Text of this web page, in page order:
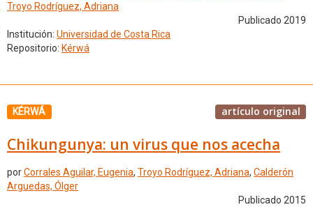
Troyo Rodríguez, Adriana
Publicado 2019
Institución: Universidad de Costa Rica
Repositorio: Kérwá
KÉRWÁ artículo original
Chikungunya: un virus que nos acecha
porCorrales Aguilar, Eugenia, Troyo Rodríguez, Adriana, Calderón
Arguedas, Ólger
Publicado 2015